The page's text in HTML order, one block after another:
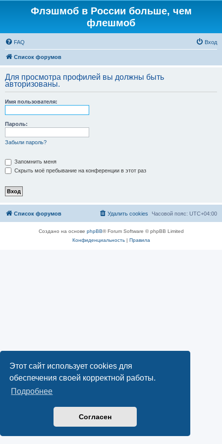
Этот сайт использует cookies для
обеспечения своей корректной работы.
Подробнее
Согласен
Флэшмоб в России больше, чем
флешмоб
FAQ Вход
Список форумов
Для просмотра профилей вы должны быть
авторизованы.
Имя пользователя:
Пароль:
Забыли пароль?
Запомнить меня
Скрыть моё пребывание на конференции в этот раз
Список форумов Часовой пояс: UTC+04:00
Удалить cookies
Создано на основе phpBB® Forum Software © phpBB Limited
Конфиденциальность| Правила